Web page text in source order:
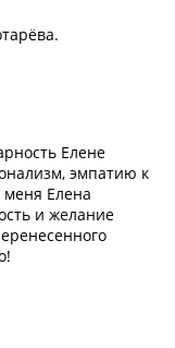
Елене
эмпатию к
Елена
и желание